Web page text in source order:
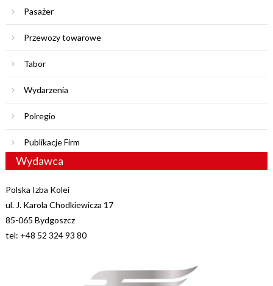
Pasażer
Przewozy towarowe
Tabor
Wydarzenia
Polregio
Publikacje Firm
Wydawca
Polska Izba Kolei
ul. J. Karola Chodkiewicza 17
85-065 Bydgoszcz
tel: +48 52 324 93 80